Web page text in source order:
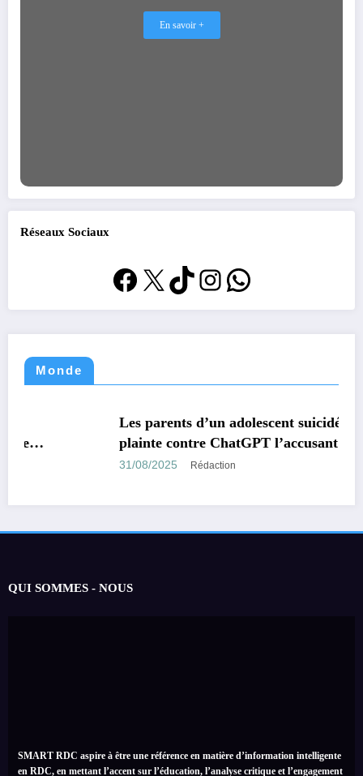
En savoir +
Réseaux Sociaux
Facebook
X TikTok
Instagram
WhatsApp
Monde
TECHNOLOGIE
Les parents d’un adolescent suicidé portent
plainte contre ChatGPT l’accusant d’avoir
encouragé son suicide.
Rédaction
QUI SOMMES - NOUS
SMART RDC aspire à être une référence en matière d’information intelligente
en RDC, en mettant l’accent sur l’éducation, l’analyse critique et l’engagement